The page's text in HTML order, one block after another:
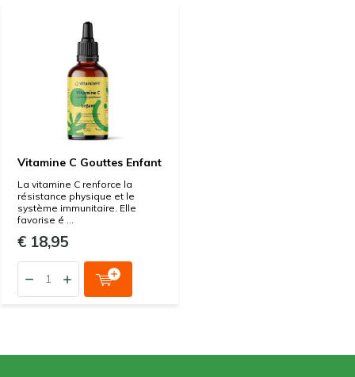
Vitamine C Gouttes Enfant
La vitamine C renforce la
résistance physique et le
système immunitaire. Elle
favorise é ...
€ 18,95